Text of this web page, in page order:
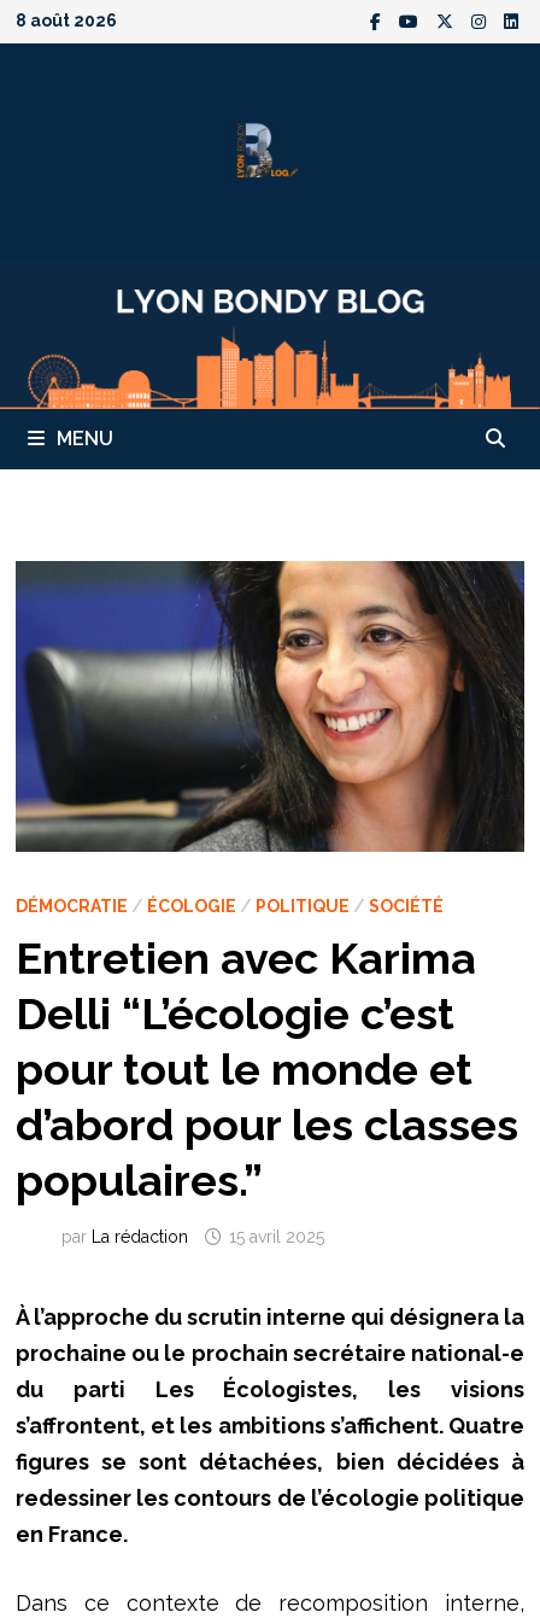
Passer
au
8 août 2026
MENU
DÉMOCRATIE / ÉCOLOGIE / POLITIQUE / SOCIÉTÉ
Entretien avec Karima
Delli “L’écologie c’est
pour tout le monde et
d’abord pour les classes
populaires.”
par La rédaction 15 avril 2025
À l’approche du scrutin interne qui désignera la
prochaine ou le prochain secrétaire national-e
du parti Les Écologistes, les visions
s’affrontent, et les ambitions s’affichent. Quatre
figures se sont détachées, bien décidées à
redessiner les contours de l’écologie politique
en France.
Dans ce contexte de recomposition interne,